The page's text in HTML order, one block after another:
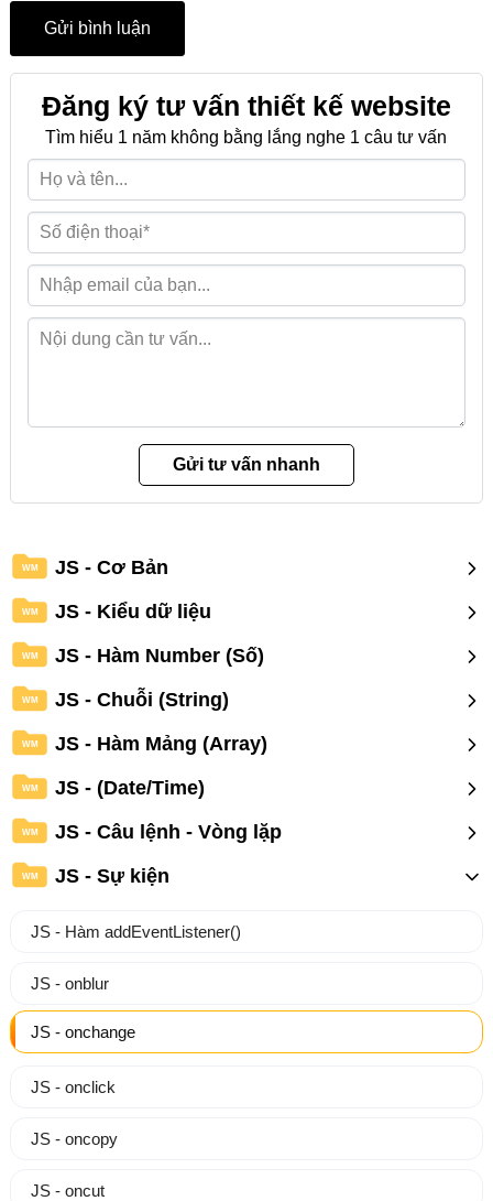
Đăng ký tư vấn thiết kế website
Tìm hiểu 1 năm không bằng lắng nghe 1 câu tư vấn
WM JS - Cơ Bản
WM JS - Kiểu dữ liệu
WM JS - Hàm Number (Số)
WM JS - Chuỗi (String)
WM JS - Hàm Mảng (Array)
WM JS - (Date/Time)
WM JS - Câu lệnh - Vòng lặp
WM JS - Sự kiện
JS - Hàm addEventListener()
JS - onblur
JS - onchange
JS - onclick
JS - oncopy
JS - oncut